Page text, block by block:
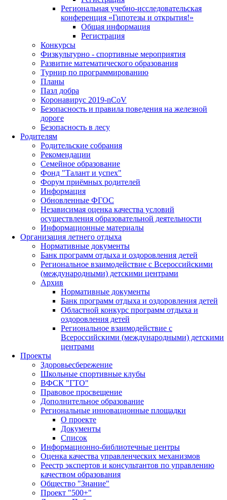
Региональная учебно-исследовательская
конференция «Гипотезы и открытия!»
Общая информация
Регистрация
Конкурсы
Физкультурно - спортивные мероприятия
Развитие математического образования
Турнир по программированию
Планы
Пазл добра
Коронавирус 2019-nCoV
Безопасность и правила поведения на железной
дороге
Безопасность в лесу
Родителям
Родительские собрания
Рекомендации
Семейное образование
Фонд "Талант и успех"
Форум приёмных родителей
Информация
Обновленные ФГОС
Независимая оценка качества условий
осуществления образовательной деятельности
Информационные материалы
Организация летнего отдыха
Нормативные документы
Банк программ отдыха и оздоровления детей
Региональное взаимодействие с Всероссийскими
(международными) детскими центрами
Архив
Нормативные документы
Банк программ отдыха и оздоровления детей
Областной конкурс программ отдыха и
оздоровления детей
Региональное взаимодействие с
Всероссийскими (международными) детскими
центрами
Проекты
Здоровьесбережение
Школьные спортивные клубы
ВФСК "ГТО"
Правовое просвещение
Дополнительное образование
Региональные инновационные площадки
О проекте
Документы
Список
Информационно-библиотечные центры
Оценка качества управленческих механизмов
Реестр экспертов и консультантов по управлению
качеством образования
Общество "Знание"
Проект "500+"